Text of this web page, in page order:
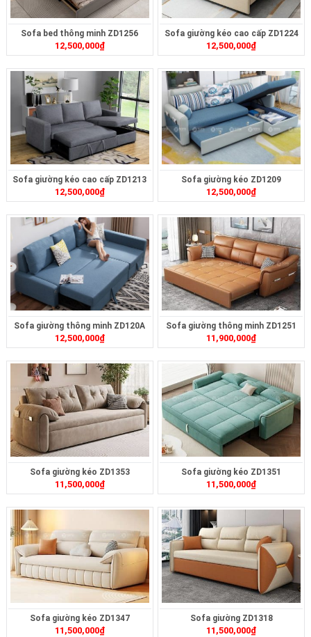
Sofa bed thông minh ZD1256
12,500,000₫
Sofa giường kéo cao cấp ZD1224
12,500,000₫
Sofa giường kéo cao cấp ZD1213
12,500,000₫
Sofa giường kéo ZD1209
12,500,000₫
Sofa giường thông minh ZD120A
12,500,000₫
Sofa giường thông minh ZD1251
11,900,000₫
Sofa giường kéo ZD1353
11,500,000₫
Sofa giường kéo ZD1351
11,500,000₫
Sofa giường kéo ZD1347
11,500,000₫
Sofa giường ZD1318
11,500,000₫